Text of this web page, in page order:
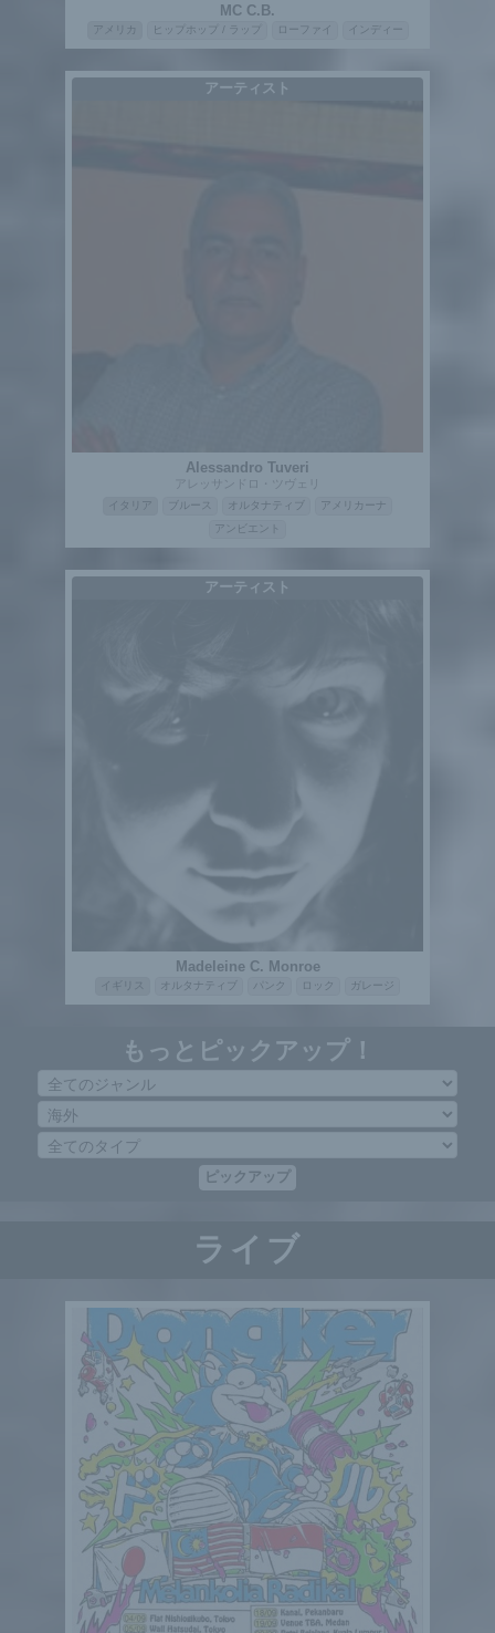
MC C.B.
アメリカ ヒップホップ / ラップ ローファイ インディー
アーティスト
Alessandro Tuveri
アレッサンドロ・ツヴェリ
イタリア ブルース オルタナティブ
アメリカーナ
アンビエント
アーティスト
Madeleine C. Monroe
イギリス オルタナティブ パンク ロック ガレージ
もっとピックアップ！
ピックアップ
ライブ